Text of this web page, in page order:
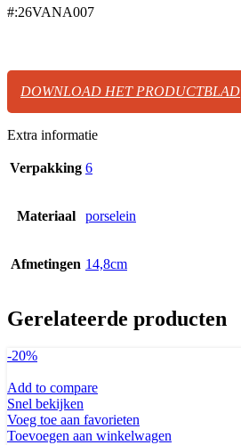
#:26VANA007
DOWNLOAD HET PRODUCTBLAD
Extra informatie
Verpakking 6
Materiaal porselein
Afmetingen 14,8cm
Gerelateerde producten
-20%
Add to compare
Snel bekijken
Voeg toe aan favorieten
Toevoegen aan winkelwagen